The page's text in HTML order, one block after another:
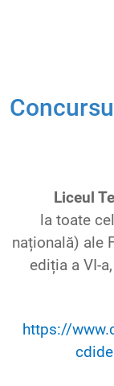
Liceul
la toate
națională) ale
edițiaa VI-
https://